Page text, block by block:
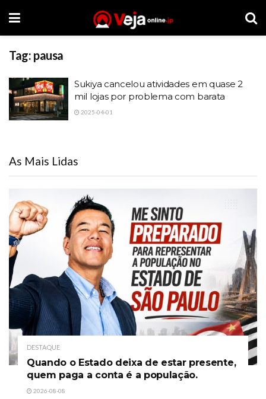
Tag: pausa
Sukiya cancelou atividades em quase 2
mil lojas por problema com barata
2025-04-01
As Mais Lidas
DESTAQUE
Quando o Estado deixa de estar presente,
quem paga a conta é a população.
2026-08-08